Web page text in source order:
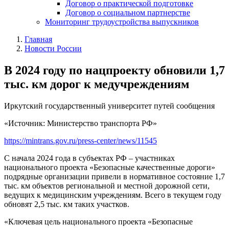
Договор о практической подготовке
Договор о социальном партнерстве
Мониторинг трудоустройства выпускников
Главная
Новости России
В 2024 году по нацпроекту обновили 1,7
тыс. км дорог к медучреждениям
Иркутский государственный университет путей сообщения
«Источник: Министерство транспорта РФ»
https://mintrans.gov.ru/press-center/news/11545
С начала 2024 года в субъектах РФ – участниках
национального проекта «Безопасные качественные дороги»
подрядные организации привели в нормативное состояние 1,7
тыс. км объектов региональной и местной дорожной сети,
ведущих к медицинским учреждениям. Всего в текущем году
обновят 2,5 тыс. км таких участков.
«Ключевая цель национального проекта «Безопасные